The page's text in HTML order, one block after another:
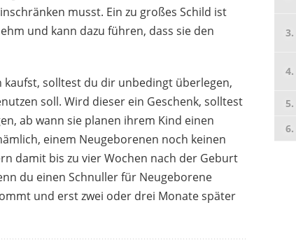
WANAPIX
15,95 €*
musst. Ein zu großes Schild ist
und kann dazu führen, dass sie den
solltest du dir unbedingt überlegen,
soll. Wird dieser ein Geschenk, solltest
ab wann sie planen ihrem Kind einen
einem Neugeborenen noch keinen
damit bis zu vier Wochen nach der Geburt
du einen Schnuller für Neugeborene
und erst zwei oder drei Monate später